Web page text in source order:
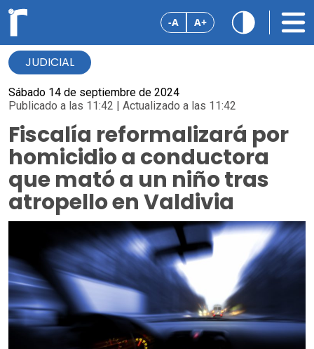
-A A+
JUDICIAL
Sábado 14 de septiembre de 2024
Publicado a las 11:42 | Actualizado a las 11:42
Fiscalía reformalizará por
homicidio a conductora
que mató a un niño tras
atropello en Valdivia